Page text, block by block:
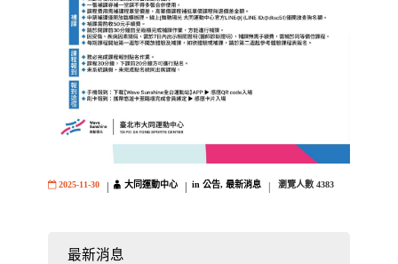
2025-11-30 大同運動中心 in 公告, 最新消息 瀏覽人數 4383
最新消息